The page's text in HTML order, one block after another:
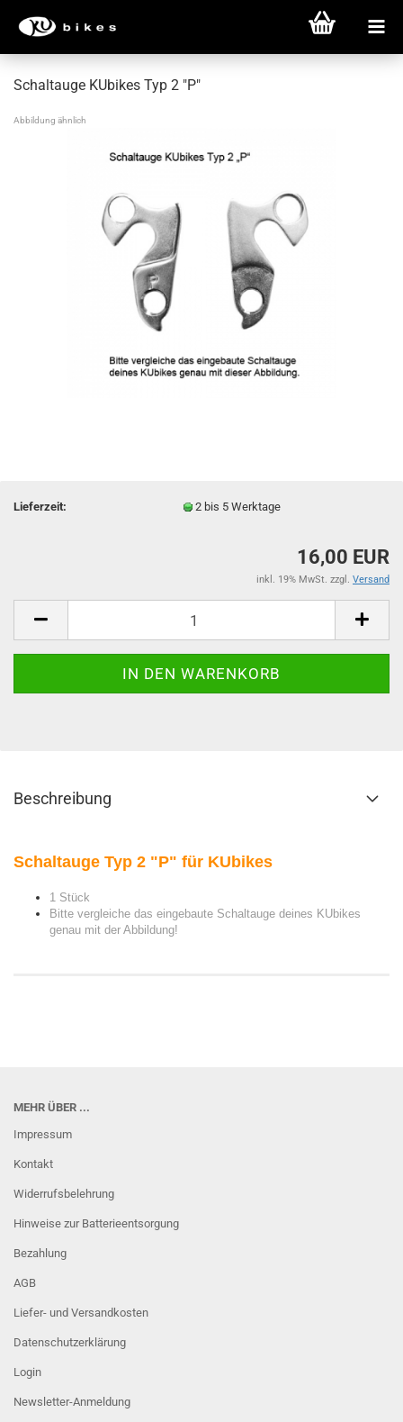
Schaltauge KUbikes Typ 2 "P"
Abbildung ähnlich
Lieferzeit: 2 bis 5 Werktage
16,00 EUR
inkl. 19% MwSt. zzgl. Versand
Beschreibung
Schaltauge Typ 2 "P" für KUbikes
1 Stück
Bitte vergleiche das eingebaute Schaltauge deines KUbikes
genau mit der Abbildung!
MEHR ÜBER ...
Impressum
Kontakt
Widerrufsbelehrung
Hinweise zur Batterieentsorgung
Bezahlung
AGB
Liefer- und Versandkosten
Datenschutzerklärung
Login
Newsletter-Anmeldung